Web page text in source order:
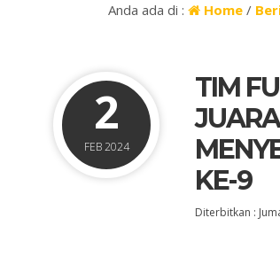
Anda ada di : Home/
2
FEB 2024
TIM
KE-9
Diterbitkan :